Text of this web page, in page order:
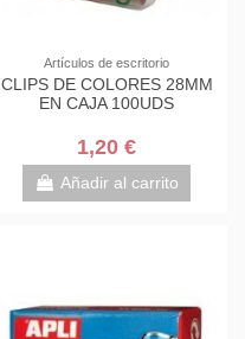
Artículos de escritorio
CLIPS DE COLORES 28MM
EN CAJA 100UDS
1,20 €
Añadir al carrito